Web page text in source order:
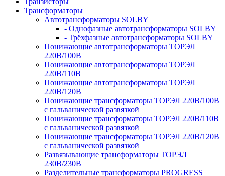
Трансформаторы
Автотрансформаторы SOLBY
- Однофазные автотрансформаторы SOLBY
- Трёхфазные автотрансформаторы SOLBY
Понижающие автотрансформаторы ТОРЭЛ
220В/100В
Понижающие автотрансформаторы ТОРЭЛ
220В/110В
Понижающие автотрансформаторы ТОРЭЛ
220В/120В
Понижающие трансформаторы ТОРЭЛ 220В/100В
с гальванической развязкой
Понижающие трансформаторы ТОРЭЛ 220В/110В
с гальванической развязкой
Понижающие трансформаторы ТОРЭЛ 220В/120В
с гальванической развязкой
Развязывающие трансформаторы ТОРЭЛ
230В/230В
Разделительные трансформаторы PROGRESS